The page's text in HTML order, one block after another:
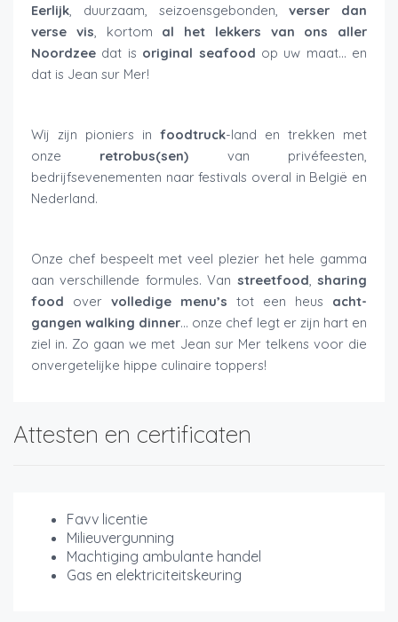
Eerlijk, duurzaam, seizoensgebonden,verser dan
verse vis, kortom al het lekkers van ons aller
Noordzee dat is original seafood op uw maat… en
dat is Jean sur Mer!
Wij zijn pioniers in foodtruck-land en trekken met
onze retrobus(sen) van privéfeesten,
bedrijfsevenementen naar festivals overal in België en
Nederland.
Onze chef bespeelt met veel plezier het hele gamma
aan verschillende formules. Van streetfood,sharing
food over volledige menu’s tot een heus acht-
gangen walking dinner… onze chef legt er zijn hart en
ziel in. Zo gaan we met Jean sur Mer telkens voor die
onvergetelijke hippe culinaire toppers!
Attesten en certificaten
Favv licentie
Milieuvergunning
Machtiging ambulante handel
Gas en elektriciteitskeuring